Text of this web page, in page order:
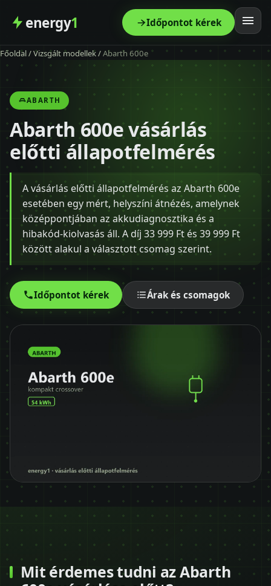
energy1 Időpontot kérek
Főoldal
Szolgáltatás
Árak
Modellek
Kapcsolat
Blog
+36 30 680 7511
Főoldal/Vizsgált modellek/Abarth 600e
ABARTH
Abarth 600e vásárlás
előtti állapotfelmérés
A vásárlás előtti állapotfelmérés az Abarth 600e
esetében egy mért, helyszíni átnézés, amelynek
középpontjában az akkudiagnosztika és a
hibakód-kiolvasás áll. A díj 33 999 Ft és 39 999 Ft
között alakul a választott csomag szerint.
Időpontot kérek Árak és csomagok
Mit érdemes tudni az Abarth